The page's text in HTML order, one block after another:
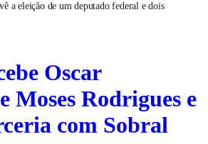
a eleição de um deputado federal e dois
Oscar
Moses Rodrigues e
com Sobral